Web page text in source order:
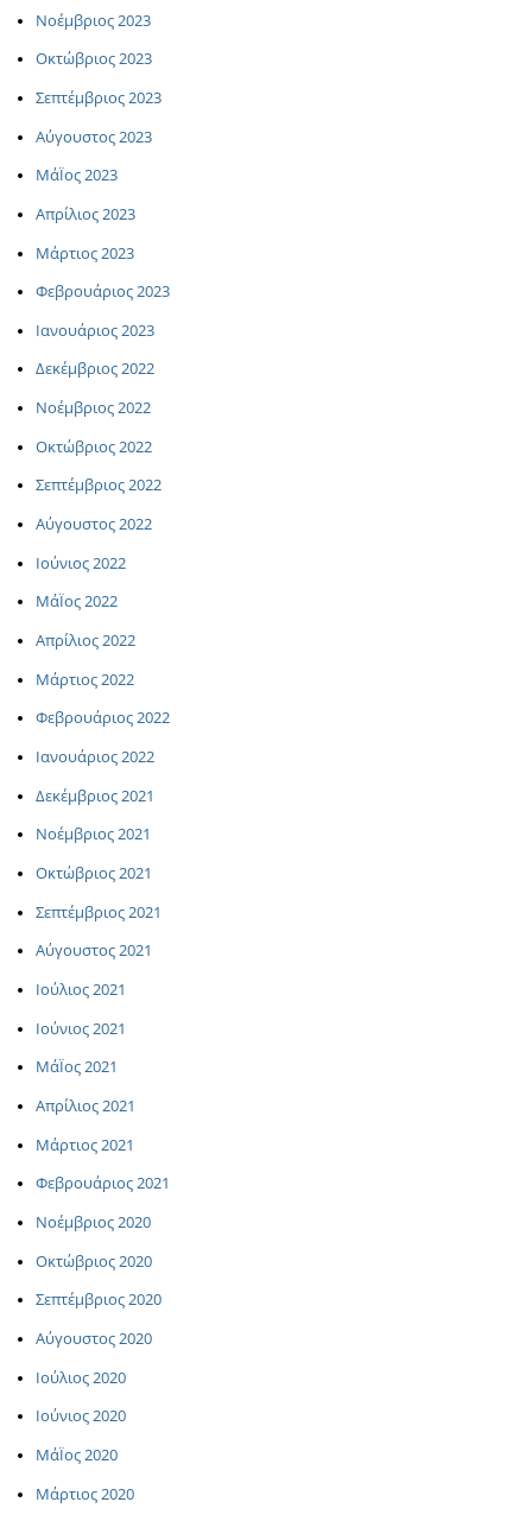
Νοέμβριος 2023
Οκτώβριος 2023
Σεπτέμβριος 2023
Αύγουστος 2023
ΜάΪος 2023
Απρίλιος 2023
Μάρτιος 2023
Φεβρουάριος 2023
Ιανουάριος 2023
Δεκέμβριος 2022
Νοέμβριος 2022
Οκτώβριος 2022
Σεπτέμβριος 2022
Αύγουστος 2022
Ιούνιος 2022
ΜάΪος 2022
Απρίλιος 2022
Μάρτιος 2022
Φεβρουάριος 2022
Ιανουάριος 2022
Δεκέμβριος 2021
Νοέμβριος 2021
Οκτώβριος 2021
Σεπτέμβριος 2021
Αύγουστος 2021
Ιούλιος 2021
Ιούνιος 2021
ΜάΪος 2021
Απρίλιος 2021
Μάρτιος 2021
Φεβρουάριος 2021
Νοέμβριος 2020
Οκτώβριος 2020
Σεπτέμβριος 2020
Αύγουστος 2020
Ιούλιος 2020
Ιούνιος 2020
ΜάΪος 2020
Μάρτιος 2020